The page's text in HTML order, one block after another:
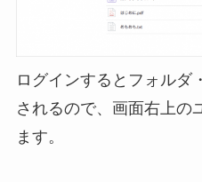
ログインするとフォルダ
されるので、画面右上の
ます。